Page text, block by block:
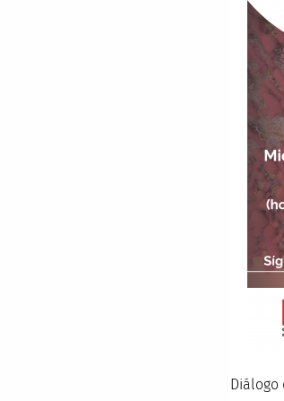
Diálogo